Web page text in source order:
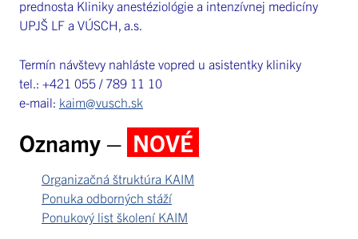
prednosta Kliniky anestéziológie a intenzívnej medicíny
UPJŠ LF a VÚSCH, a.s.
Termín návštevy nahláste vopred u asistentky kliniky
tel.: +421 055 / 789 11 10
e-mail: kaim@vusch.sk
Oznamy – NOVÉ
Organizačná štruktúra KAIM
Ponuka odborných stáží
Ponukový list školení KAIM